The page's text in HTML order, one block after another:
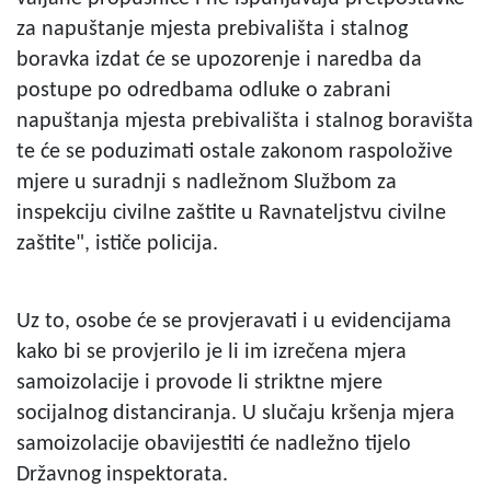
za napuštanje mjesta prebivališta i stalnog
boravka izdat će se upozorenje i naredba da
postupe po odredbama odluke o zabrani
napuštanja mjesta prebivališta i stalnog boravišta
te će se poduzimati ostale zakonom raspoložive
mjere u suradnji s nadležnom Službom za
inspekciju civilne zaštite u Ravnateljstvu civilne
zaštite", ističe policija.
Uz to, osobe će se provjeravati i u evidencijama
kako bi se provjerilo je li im izrečena mjera
samoizolacije i provode li striktne mjere
socijalnog distanciranja. U slučaju kršenja mjera
samoizolacije obavijestiti će nadležno tijelo
Državnog inspektorata.